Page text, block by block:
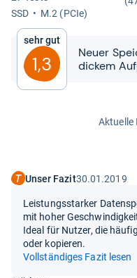
SSD
M.2 (PCIe)
Sehr gut
1,3
Neuer
dickem
Aktuelle
Unser Fazit30.01.2019
Leistungsstarker
mit hoher
Ideal für Nutzer, die
oder kopieren.
Vollständiges Fazit lesen